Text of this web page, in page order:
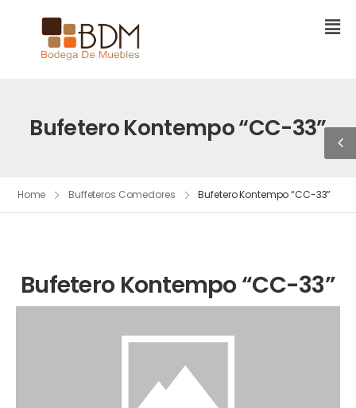
Bufetero Kontempo “CC-33”
Home Buffeteros Comedores Bufetero Kontempo “CC-33”
Bufetero Kontempo “CC-33”